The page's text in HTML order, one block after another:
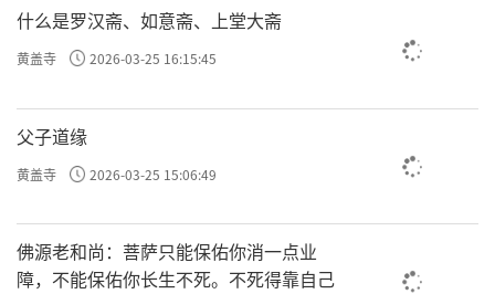
什么是罗汉斋、如意斋、上堂大斋
黄盖寺 2026-03-25 16:15:45
父子道缘
黄盖寺 2026-03-25 15:06:49
佛源老和尚：菩萨只能保佑你消一点业
障，不能保佑你长生不死。不死得靠自己